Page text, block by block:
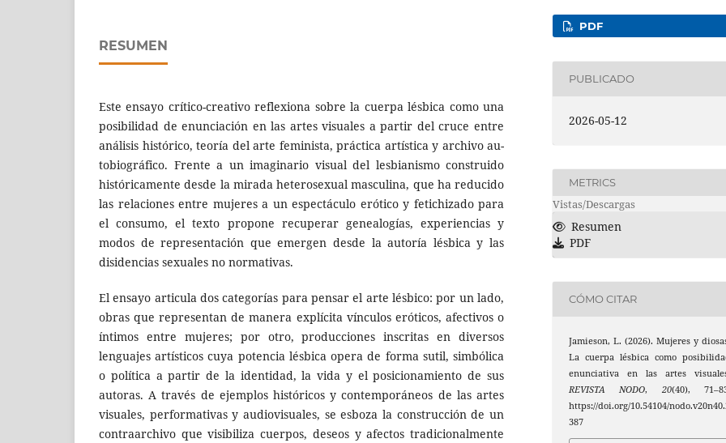
RESUMEN
Este ensayo crítico-creativo reflexiona sobre la cuerpa lésbica como una
posibilidad de enunciación en las artes visuales a partir del cruce entre
análisis histórico, teoría del arte feminista, práctica artística y archivo au­
tobiográfico. Frente a un imaginario visual del lesbianis­mo construido
históricamente desde la mirada hetero­sexual masculina, que ha reducido
las relaciones entre mujeres a un espectáculo erótico y fetichizado para
el consumo, el texto propone recuperar genealogías, ex­periencias y
modos de representación que emergen des­de la autoría lésbica y las
disidencias sexuales no nor­mativas.
El ensayo articula dos categorías para pensar el arte lésbico: por un lado,
obras que representan de manera explícita vínculos eróticos, afectivos o
íntimos entre mujeres; por otro, producciones inscritas en diversos
lenguajes artísticos cuya potencia lésbica opera de for­ma sutil, simbólica
o política a partir de la identidad, la vida y el posicionamiento de sus
autoras. A través de ejemplos históricos y contemporáneos de las artes
visuales, performativas y audiovisuales, se esboza la cons­trucción de un
contraarchivo que visibiliza cuerpos, deseos y afectos tradicionalmente
PDF
PUBLICADO
2026-05-12
METRICS
Vistas/Descargas
Resumen
PDF
CÓMO CITAR
Jamieson, L. (2026). Mujeres y
La cuerpa lésbica como
enunciativa en las artes
REVISTA NODO, 20(40),
https://doi.org/10.54104/
387